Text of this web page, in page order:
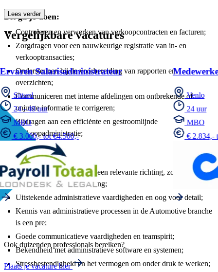
Dit ga je doen:
Controleren en verwerken van verkoopcontracten en facturen;
Zorgdragen voor een nauwkeurige registratie van in- en
verkooptransacties;
Ondersteunen bij de voorbereiding van rapporten en
overzichten;
Communiceren met interne afdelingen om ontbrekende of
onjuiste informatie te corrigeren;
Bijdragen aan een efficiėnte en gestroomlijnde
Verkoopadministratie;
Dit ben jij:
Minimaal MBO-niveau in een relevante richting, zoals
administratie of boekhouding;
Uitstekende administratieve vaardigheden en oog voor detail;
Kennis van administratieve processen in de Automotive branche
is een pre;
Goede communicatieve vaardigheden en teamspirit;
Bekendheid met administratieve software en systemen;
Stressbestendigheid en het vermogen om onder druk te werken;
Lees verder
Vergelijkbare vacatures
Ervaren Salarisadministrateur
Sittard
24 - 40 uur
MBO
€ 3.000,- tot €4.500,-
Venlo
24 uur
MBO
€ 2.834,-
Ook duizenden professionals bereiken?
Plaats je vacature hier